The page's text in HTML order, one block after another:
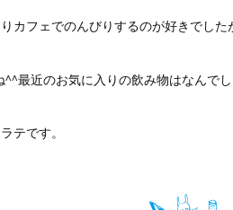
フェでのんびりするのが好きでし
最近のお気に入りの飲み物はなんでし
テです。